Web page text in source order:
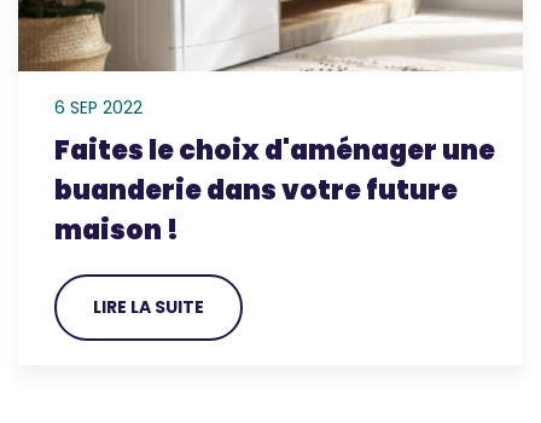
6 SEP 2022
Faites le choix d'aménager une
buanderie dans votre future
maison !
LIRE LA SUITE